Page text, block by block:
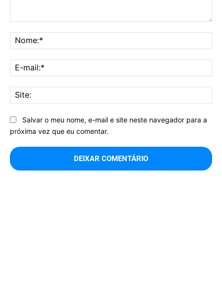
Salvar o meu nome, e-mail e site neste navegador para a
próxima vez que eu comentar.